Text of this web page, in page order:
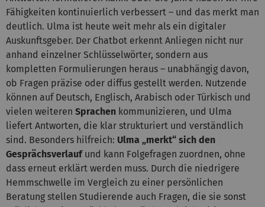
Fähigkeiten kontinuierlich verbessert – und das merkt man
deutlich. Ulma ist heute weit mehr als ein digitaler
Auskunftsgeber. Der Chatbot erkennt Anliegen nicht nur
anhand einzelner Schlüsselwörter, sondern aus
kompletten Formulierungen heraus – unabhängig davon,
ob Fragen präzise oder diffus gestellt werden. Nutzende
können auf Deutsch, Englisch, Arabisch oder Türkisch und
vielen weiteren Sprachen kommunizieren, und Ulma
liefert Antworten, die klar strukturiert und verständlich
sind. Besonders hilfreich: Ulma „merkt“ sich den
Gesprächsverlaufund kann Folgefragen zuordnen, ohne
dass erneut erklärt werden muss. Durch die niedrigere
Hemmschwelle im Vergleich zu einer persönlichen
Beratung stellen Studierende auch Fragen, die sie sonst